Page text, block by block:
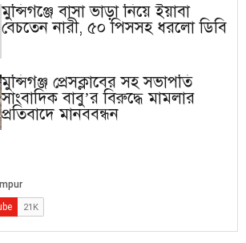
মুন্সিগঞ্জে বাসা ভাড়া নিয়ে ইয়াবা
বেচতেন নারী, ৫০ পিসসহ ধরলো ডিবি
মুন্সিগঞ্জ প্রেসক্লাবের সহ সভাপতি
সাংবাদিক বাবু’র বিরুদ্ধে মামলার
প্রতিবাদে মানববন্ধন